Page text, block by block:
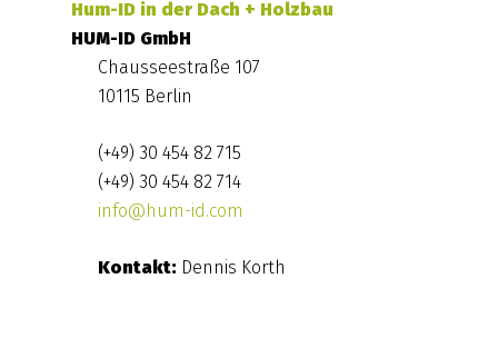
Hum-ID in der Dach + Holzbau
HUM-ID GmbH
Chausseestraße 107
10115 Berlin
(+49) 30 454 82 715
(+49) 30 454 82 714
info@hum-id.com
Kontakt: Dennis Korth